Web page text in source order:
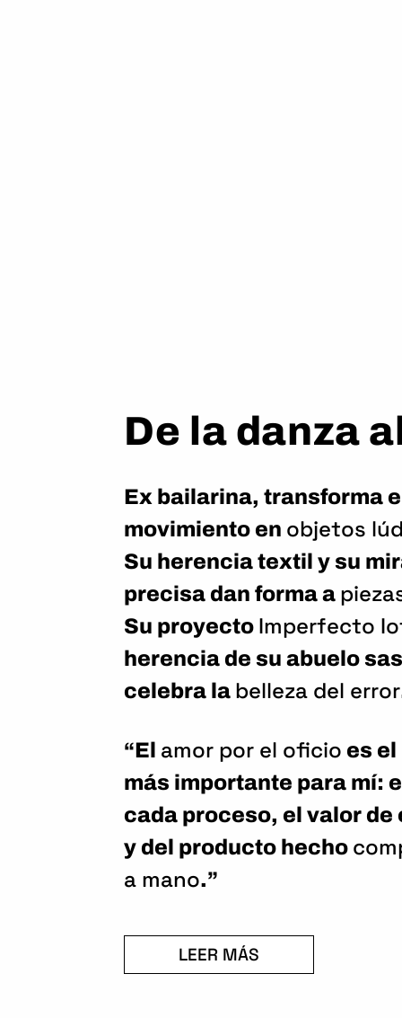
De la danza
Ex bailarina, transforma
movimiento en objetos
Su herencia textil y su
precisa dan forma a
Su proyecto Imperfecto
herencia de su abuelo
celebra la belleza del error
“El amor por el oficio es
más importante para mí:
cada proceso, el valor de
y del producto hecho
a mano.”
LEER MÁS